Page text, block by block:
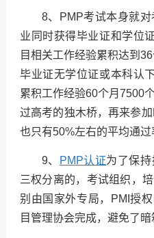
8、PMP考试本身就
业同时获得毕业证和学位
目相关工作经验累积达到
毕业证无学位证或本科认
累积工作经验60个月7500
过高考的独木桥，再来参
也只有50%左右的平均通过
9、 PMP认证为了保
三权分离的，考试组织，
别由国家外专局，PMI授
目管理协会完成，避免了暗